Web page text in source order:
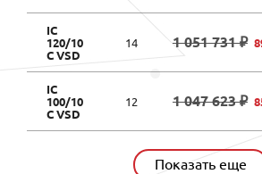
IC
120/10
C VSD
14 1 051 731 ₽
IC
100/10
C VSD
12 1 047 623 ₽
Показать еще